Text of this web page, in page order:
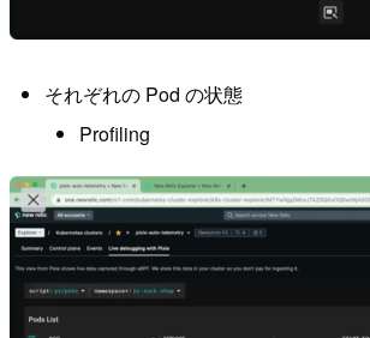
それぞれの Pod の状態
Profiling